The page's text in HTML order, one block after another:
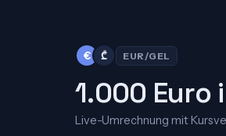
€ ₾ EUR/GEL
1.000 Euro
Live-Umrechnung mit